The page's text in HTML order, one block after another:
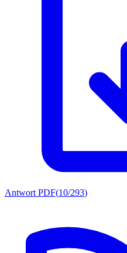
Antwort PDF(10/293)